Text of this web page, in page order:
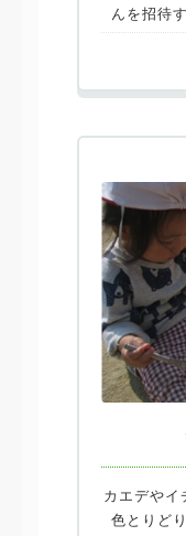
んを招待
カエデやイ
色とりど